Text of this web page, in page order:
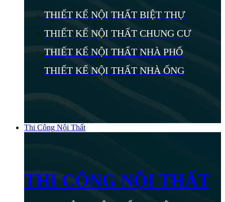
THIẾT KẾ NỘI THẤT BIỆT THỰ
THIẾT KẾ NỘI THẤT CHUNG CƯ
THIẾT KẾ NỘI THẤT NHÀ PHỐ
THIẾT KẾ NỘI THẤT NHÀ ỐNG
Thi Công Nội Thất
THI CÔNG NỘI THẤT